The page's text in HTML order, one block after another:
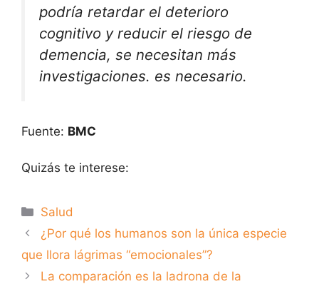
podría retardar el deterioro
cognitivo y reducir el riesgo de
demencia, se necesitan más
investigaciones. es necesario.
Fuente: BMC
Quizás te interese:
Categorías
Salud
¿Por qué los humanos son la única especie
que llora lágrimas “emocionales”?
La comparación es la ladrona de la